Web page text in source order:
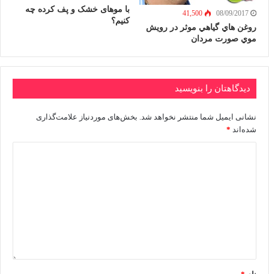
08/09/2017
41,500
روغن هاي گياهي موثر در رويش
موي صورت مردان
با موهای خشک و پف کرده چه
کنیم؟
دیدگاهتان را بنویسید
نشانی ایمیل شما منتشر نخواهد شد. بخش‌های موردنیاز علامت‌گذاری
شده‌اند *